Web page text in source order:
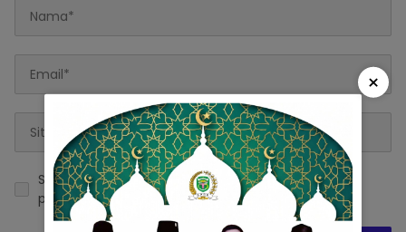
Simpan nama, email, dan situs web saya pada
peramban ini untuk komentar saya berikutnya.
×